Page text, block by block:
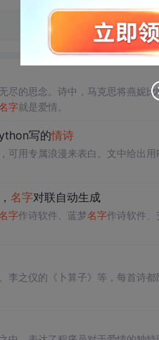
尽的思念。诗中，马克思将燕妮
字就是爱情。
写的情诗
可用专属浪漫来表白。文中给出
名字对联自动生成
字作诗软件、蓝梦名字作诗软件、
李之仪的《卜算子》等，每首诗